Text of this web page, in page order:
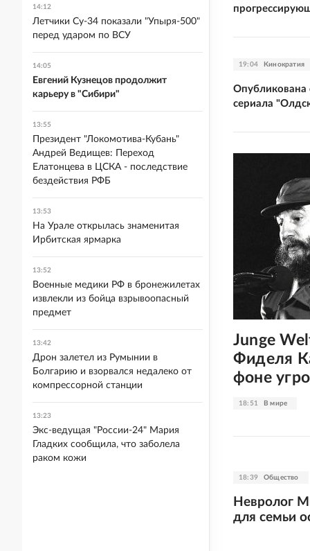
19:04 Кинократия
Опубликована
сериала
18:51 В мире
Junge
Фиделя
фоне
18:39 Общество
Невролог
для семьи
14:12
Летчики Су-34 показали "Упыря-500"
перед ударом по ВСУ
14:05
Евгений Кузнецов продолжит
карьеру в "Сибири"
13:55
Президент "Локомотива-Кубань"
Андрей Ведищев: Переход
Елатонцева в ЦСКА - последствие
бездействия РФБ
13:53
На Урале открылась знаменитая
Ирбитская ярмарка
13:52
Военные медики РФ в бронежилетах
извлекли из бойца взрывоопасный
предмет
13:42
Дрон залетел из Румынии в
Болгарию и взорвался недалеко от
компрессорной станции
13:23
Экс-ведущая "России-24" Мария
Гладких сообщила, что заболела
раком кожи